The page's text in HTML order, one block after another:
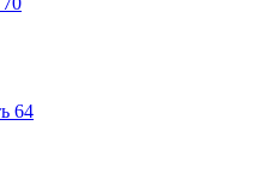
64